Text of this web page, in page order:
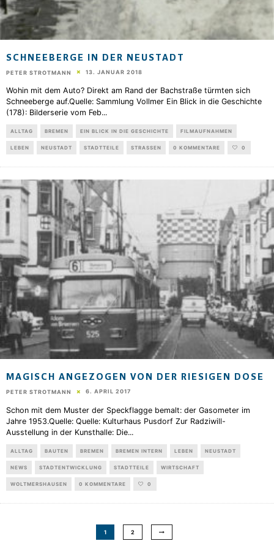
SCHNEEBERGE IN DER NEUSTADT
PETER STROTMANN 13. JANUAR 2018
Wohin mit dem Auto? Direkt am Rand der Bachstraße türmten sich
Schneeberge auf.Quelle: Sammlung Vollmer Ein Blick in die Geschichte
(178): Bilderserie vom Feb...
ALLTAG BREMEN EIN BLICK IN DIE GESCHICHTE FILMAUFNAHMEN
LEBEN NEUSTADT STADTTEILE STRASSEN 0 KOMMENTARE 0
MAGISCH ANGEZOGEN VON DER RIESIGEN DOSE
PETER STROTMANN 6. APRIL 2017
Schon mit dem Muster der Speckflagge bemalt: der Gasometer im
Jahre 1953.Quelle: Quelle: Kulturhaus Pusdorf Zur Radziwill-
Ausstellung in der Kunsthalle: Die...
ALLTAG BAUTEN BREMEN BREMEN INTERN LEBEN NEUSTADT
NEWS STADTENTWICKLUNG STADTTEILE WIRTSCHAFT
WOLTMERSHAUSEN 0 KOMMENTARE 0
1 2